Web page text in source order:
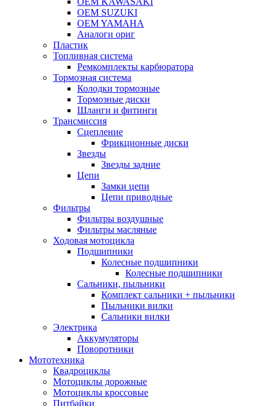
OEM SUZUKI
OEM YAMAHA
Аналоги ориг
Пластик
Топливная система
Ремкомплекты карбюратора
Тормозная система
Колодки тормозные
Тормозные диски
Шланги и фитинги
Трансмиссия
Cцепление
Фрикционные диски
Звезды
Звезды задние
Цепи
Замки цепи
Цепи приводные
Фильтры
Фильтры воздушные
Фильтры масляные
Ходовая мотоцикла
Подшипники
Колесные подшипники
Колесные подшипники
Сальники, пыльники
Комплект сальники + пыльники
Пыльники вилки
Сальники вилки
Электрика
Аккумуляторы
Поворотники
Мототехника
Квадроциклы
Мотоциклы дорожные
Мотоциклы кроссовые
Питбайки